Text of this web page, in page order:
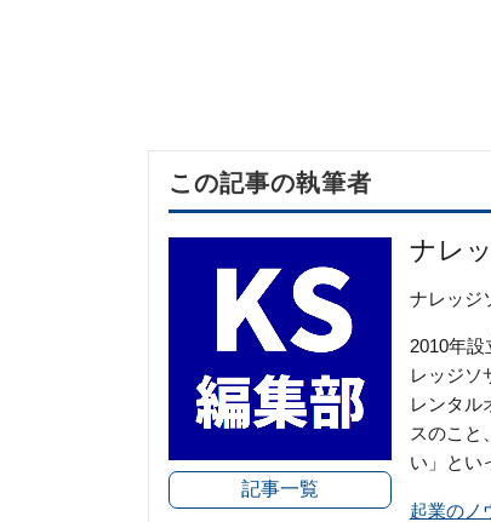
この記事の執筆者
ナレ
ナレッジ
2010年
レッジソ
レンタル
スのこと
い」とい
起業のノ
記事一覧